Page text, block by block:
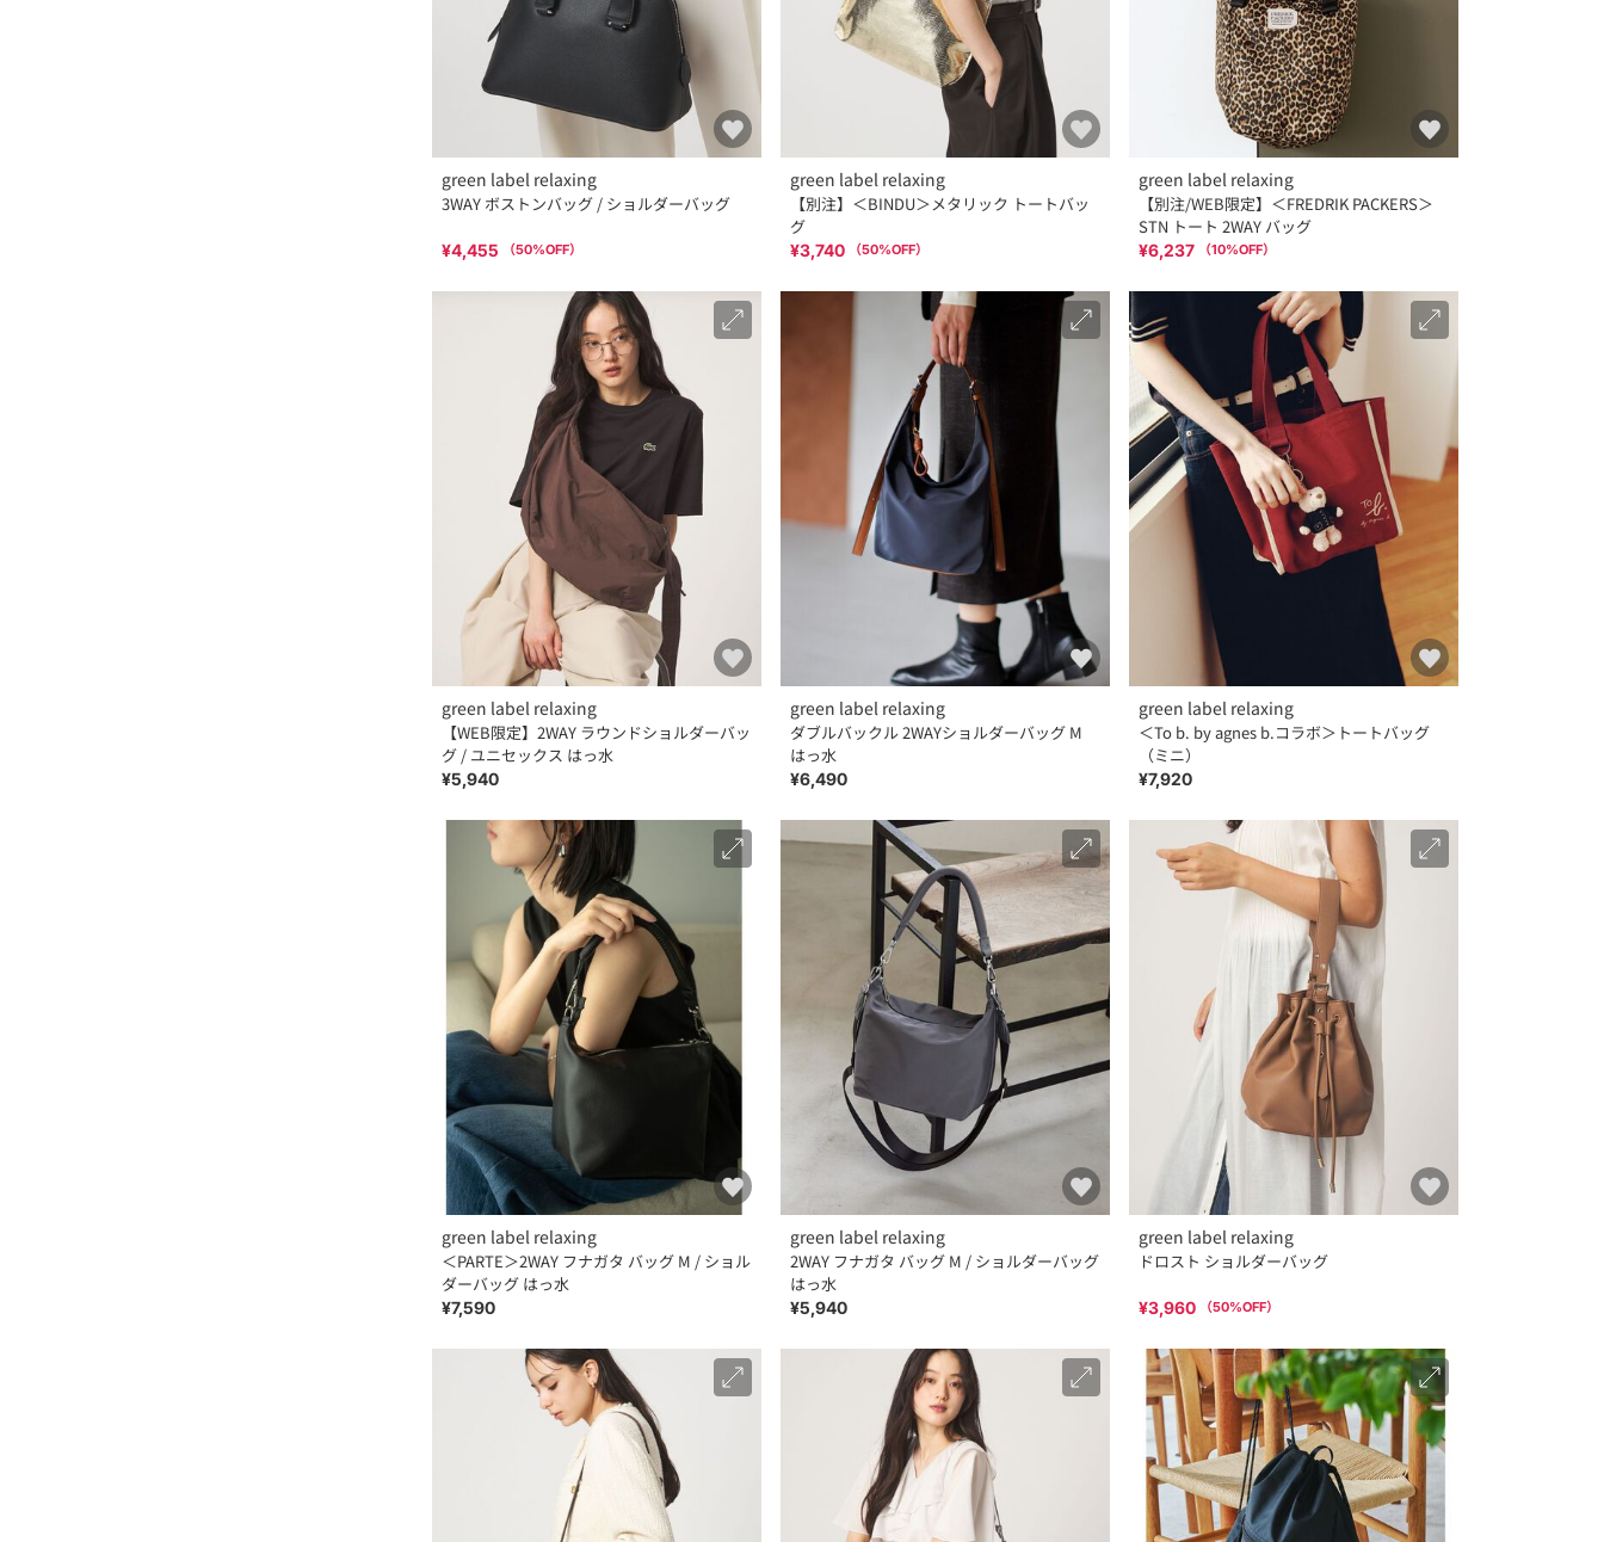
green label relaxing
3WAY ボストンバッグ / ショルダーバッグ
¥4,455 （50%OFF）
green label relaxing
【別注】＜BINDU＞メタリック トートバッ
グ
¥3,740 （50%OFF）
green label relaxing
【別注/WEB限定】＜FREDRIK PACKERS＞
STN トート 2WAY バッグ
¥6,237 （10%OFF）
green label relaxing
【WEB限定】2WAY ラウンドショルダーバッ
グ / ユニセックス はっ水
¥5,940
green label relaxing
ダブルバックル 2WAYショルダーバッグ M
はっ水
¥6,490
green label relaxing
＜To b. by agnes b.コラボ＞トートバッグ
（ミニ）
¥7,920
green label relaxing
＜PARTE＞2WAY フナガタ バッグ M / ショル
ダーバッグ はっ水
¥7,590
green label relaxing
2WAY フナガタ バッグ M / ショルダーバッグ
はっ水
¥5,940
green label relaxing
ドロスト ショルダーバッグ
¥3,960 （50%OFF）